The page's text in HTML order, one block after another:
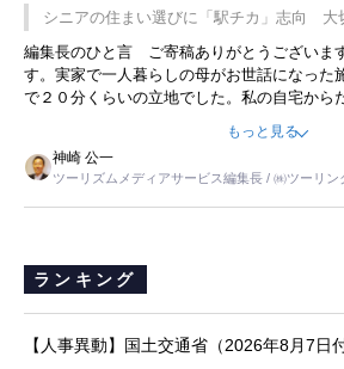
です。永井社長は、駐車場に都内ナンバーの
ことに目をつけ、高級商品でも売れると確信
事を懐かしく読みました。
シニアの住まい選びに「駅チカ」志向 大
暮らし
編集長のひと言 ご寄稿ありがとうございま
す。実家で一人暮らしの母がお世話になった
で２０分くらいの立地でした。私の自宅から
ました。母の住まいから近いという理由で、
すが、私と妹にとっては、半日仕事ででした
は、当人だけではなく、世話をする家族の足
と思いました。
もっと見る
神崎 公一
ツーリズムメディアサービス編集長 / ㈱ツーリン
ランキング
【人事異動】国土交通省（2026年8月7日